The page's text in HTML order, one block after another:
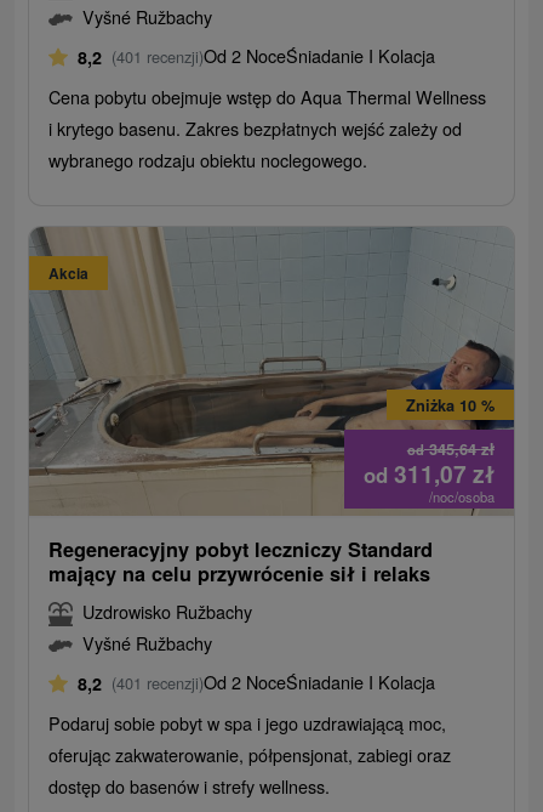
Vyšné Ružbachy
8,2 (401 recenzji)Od 2 NoceŚniadanie I Kolacja
Cena pobytu obejmuje wstęp do Aqua Thermal Wellness
i krytego basenu. Zakres bezpłatnych wejść zależy od
wybranego rodzaju obiektu noclegowego.
Akcia
od345,64zł
Zniżka 10 %
od 311,07 zł
/noc/osoba
Regeneracyjny pobyt leczniczy Standard
mający na celu przywrócenie sił i relaks
Uzdrowisko Ružbachy
Vyšné Ružbachy
8,2 (401 recenzji)Od 2 NoceŚniadanie I Kolacja
Podaruj sobie pobyt w spa i jego uzdrawiającą moc,
oferując zakwaterowanie, półpensjonat, zabiegi oraz
dostęp do basenów i strefy wellness.